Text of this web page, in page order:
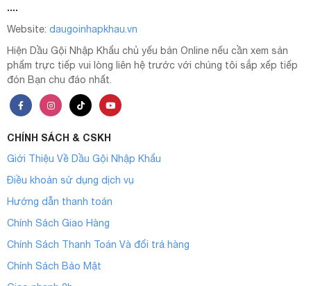
....
Website: daugoinhapkhau.vn
Hiện Dầu Gội Nhập Khẩu chủ yếu bán Online nếu cần xem sản
phẩm trực tiếp vui lòng liên hệ trước với chúng tôi sắp xếp tiếp
đón Bạn chu đáo nhất.
CHÍNH SÁCH & CSKH
Giới Thiệu Về Dầu Gội Nhập Khẩu
Điều khoản sử dụng dịch vụ
Hướng dẫn thanh toán
Chính Sách Giao Hàng
Chính Sách Thanh Toán Và đổi trả hàng
Chính Sách Bảo Mật